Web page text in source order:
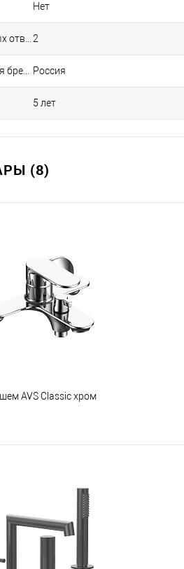
Нет
2
Россия
5 лет
(8)
AVS Classic хром
В наличии